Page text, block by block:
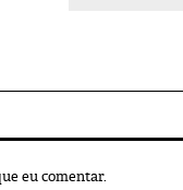
eu comentar.